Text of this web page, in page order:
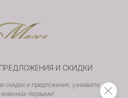
И СКИДКИ
скидки и предложения, узнавайте
первыми!